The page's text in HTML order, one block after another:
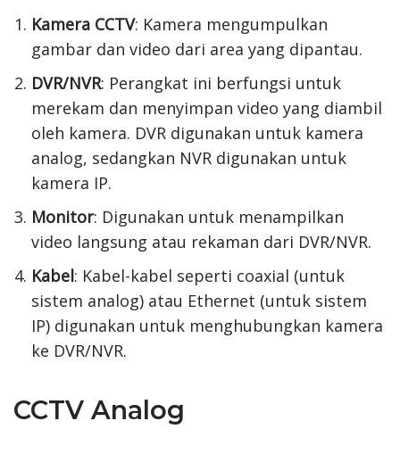
Kamera CCTV: Kamera mengumpulkan
gambar dan video dari area yang dipantau.
DVR/NVR: Perangkat ini berfungsi untuk
merekam dan menyimpan video yang diambil
oleh kamera. DVR digunakan untuk kamera
analog, sedangkan NVR digunakan untuk
kamera IP.
Monitor: Digunakan untuk menampilkan
video langsung atau rekaman dari DVR/NVR.
Kabel: Kabel-kabel seperti coaxial (untuk
sistem analog) atau Ethernet (untuk sistem
IP) digunakan untuk menghubungkan kamera
ke DVR/NVR.
CCTV Analog